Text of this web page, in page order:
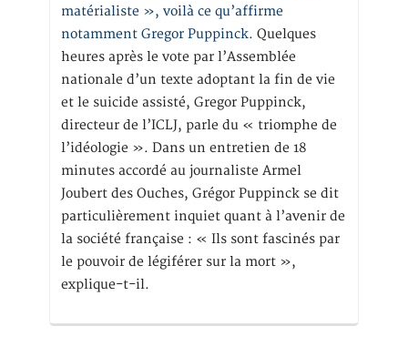
matérialiste », voilà ce qu’affirme
notamment Gregor Puppinck. Quelques
heures après le vote par l’Assemblée
nationale d’un texte adoptant la fin de vie
et le suicide assisté, Gregor Puppinck,
directeur de l’ICLJ, parle du « triomphe de
l’idéologie ». Dans un entretien de 18
minutes accordé au journaliste Armel
Joubert des Ouches, Grégor Puppinck se dit
particulièrement inquiet quant à l’avenir de
la société française : « Ils sont fascinés par
le pouvoir de légiférer sur la mort »,
explique-t-il.